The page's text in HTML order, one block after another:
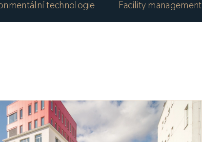
technologie Facility management